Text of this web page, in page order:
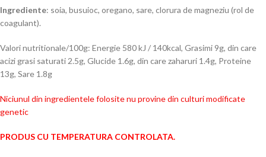
Ingrediente: soia, busuioc, oregano, sare, clorura de magneziu (rol de
coagulant).
Valori nutritionale/100g: Energie 580 kJ / 140kcal, Grasimi 9g, din care
acizi grasi saturati 2.5g, Glucide 1.6g, din care zaharuri 1.4g, Proteine
13g, Sare 1.8g
Niciunul din ingredientele folosite nu provine din culturi modificate
genetic
PRODUS CU TEMPERATURA CONTROLATA.